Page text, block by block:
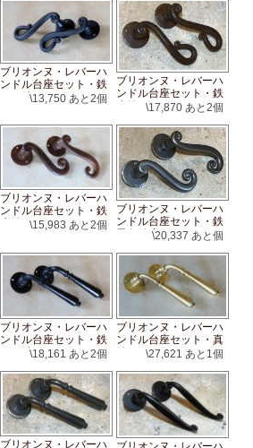
ブリオンヌ・レバーハ
ンドル台座セット・鉄
くろ鉄\13,750 あと2個
ブリオンヌ・レバーハ
ンドル台座セット・鉄
赤錆ワックス
\17,870 あと2個
ブリオンヌ・レバーハ
ンドル台座セット・鉄
赤錆ワックス
\15,983 あと2個
ブリオンヌ・レバーハ
ンドル台座セット・鉄
黒色錆止め\20,337 あと個
ブリオンヌ・レバーハ
ンドル台座セット・鉄
くろ鉄\18,161 あと2個
ブリオンヌ・レバーハ
ンドル台座セット・真
鍮サテン\27,621 あと1個
ブリオンヌ・レバーハ